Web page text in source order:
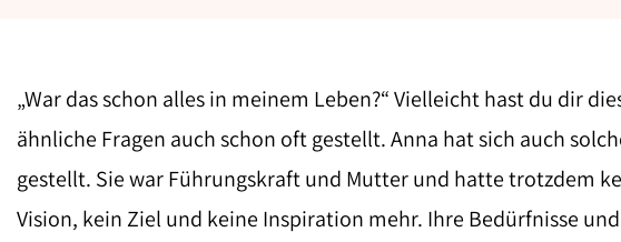
„War das schon alles in meinem Leben?“ Vielleicht hast du dir
ähnliche Fragen auch schon oft gestellt. Anna hat sich auch
gestellt. Sie war Führungskraft und Mutter und hatte trotzdem
Vision, kein Ziel und keine Inspiration mehr. Ihre Bedürfnisse